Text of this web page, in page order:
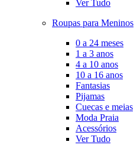
Ver Tudo
Roupas para Meninos
0 a 24 meses
1 a 3 anos
4 a 10 anos
10 a 16 anos
Fantasias
Pijamas
Cuecas e meias
Moda Praia
Acessórios
Ver Tudo